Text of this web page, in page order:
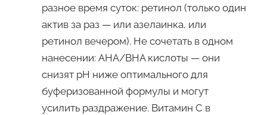
разное время суток: ретинол (только один
актив за раз — или азелаинка, или
ретинол вечером). Не сочетать в одном
нанесении: AHA/BHA кислоты — они
снизят pH ниже оптимального для
буферизованной формулы и могут
усилить раздражение. Витамин С в